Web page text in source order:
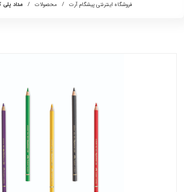
فروشگاه اینترنتی پیشگام آرت / محصولات / مداد پلی